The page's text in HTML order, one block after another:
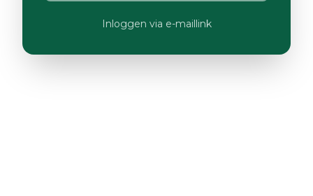
Inloggen via e-maillink